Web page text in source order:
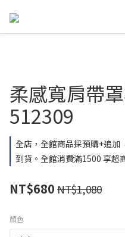
柔感寬肩帶
512309
全店，全館商品採預購+追
到貨。全館消費滿1500 享超
NT$680 NT$1,080
顏色